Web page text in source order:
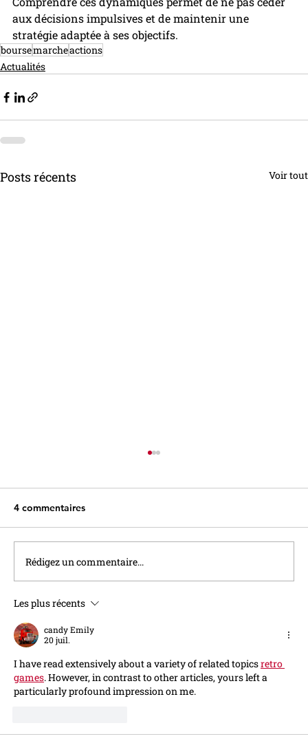
aux décisions impulsives et de maintenir une
stratégie adaptée à ses objectifs.
boursemarcheactions
Actualités
Posts récents Voir tout
au 1er Août
4 commentaires
Rédigez un commentaire...
Les plus récents
candy Emily
20 juil.
I have read extensively about a variety of related topics retro
games. However, in contrast to other articles, yours left a
particularly profound impression on me.